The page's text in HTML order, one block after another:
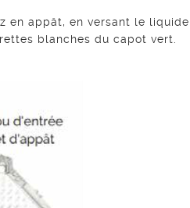
en appât, en versant le liquide
blanches du capot vert.